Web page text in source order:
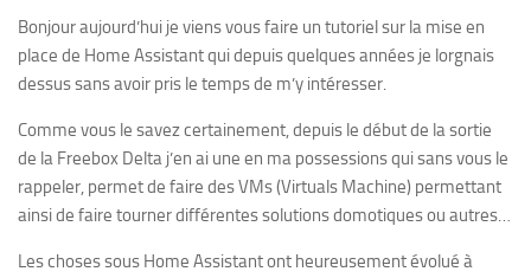
Bonjour aujourd’hui je viens vous faire un tutoriel sur la mise en
place de Home Assistant qui depuis quelques années je lorgnais
dessus sans avoir pris le temps de m’y intéresser.
Comme vous le savez certainement, depuis le début de la sortie
de la Freebox Delta j’en ai une en ma possessions qui sans vous le
rappeler, permet de faire des VMs (Virtuals Machine) permettant
ainsi de faire tourner différentes solutions domotiques ou autres…
Les choses sous Home Assistant ont heureusement évolué à